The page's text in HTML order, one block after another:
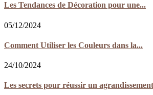
Les Tendances de Décoration pour une...
05/12/2024
Comment Utiliser les Couleurs dans la...
24/10/2024
Les secrets pour réussir un